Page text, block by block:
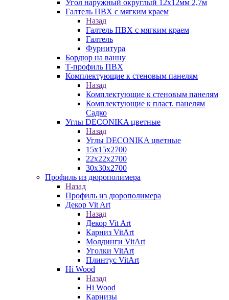
Угол наружный округлый 12х12мм 2,7м
Галтель ПВХ с мягким краем
Назад
Галтель ПВХ с мягким краем
Галтель
Фурнитура
Бордюр на ванну
Т-профиль ПВХ
Комплектующие к стеновым панелям
Назад
Комплектующие к стеновым панелям
Комплектующие к пласт. панелям
Садко
Углы DECONIKA цветные
Назад
Углы DECONIKA цветные
15х15х2700
22х22х2700
30х30х2700
Профиль из дюрополимера
Назад
Профиль из дюрополимера
Декор Vit Art
Назад
Декор Vit Art
Карниз VitArt
Молдинги VitArt
Уголки VitArt
Плинтус VitArt
Hi Wood
Назад
Hi Wood
Карнизы